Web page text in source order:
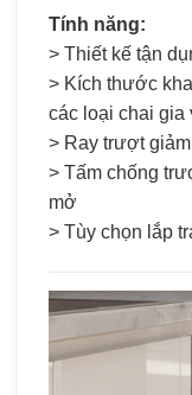
Tính năng:
> Thiết kế tận
> Kích thước
các loại chai gia
> Ray trượt
> Tấm chống
mở
> Tùy chọn lắp